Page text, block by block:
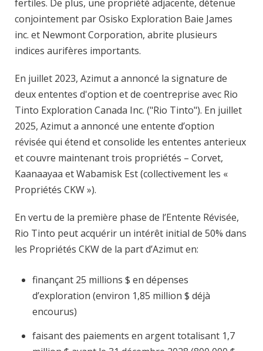
fertiles. De plus, une propriété adjacente, détenue
conjointement par Osisko Exploration Baie James
inc. et Newmont Corporation, abrite plusieurs
indices aurifères importants.
En juillet 2023, Azimut a annoncé la signature de
deux ententes d'option et de coentreprise avec Rio
Tinto Exploration Canada Inc. ("Rio Tinto"). En juillet
2025, Azimut a annoncé une entente d’option
révisée qui étend et consolide les ententes anterieux
et couvre maintenant trois propriétés – Corvet,
Kaanaayaa et Wabamisk Est (collectivement les «
Propriétés CKW »).
En vertu de la première phase de l’Entente Révisée,
Rio Tinto peut acquérir un intérêt initial de 50% dans
les Propriétés CKW de la part d’Azimut en:
finançant 25 millions $ en dépenses
d’exploration (environ 1,85 million $ déjà
encourus)
faisant des paiements en argent totalisant 1,7